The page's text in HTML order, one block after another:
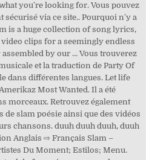
you're looking for. Vous pouvez
via ce site.. Pourquoi n'y a
is a huge collection of song lyrics,
clips for a seemingly endless
by our … Vous trouverez
et la traduction de Party Of
dans différentes langues. Let life
Most Wanted. Il a été
morceaux. Retrouvez également
de slam poésie ainsi que des vidéos
chansons. duuh duuh duuh, duuh
Anglais ⇨ Français Slam –
Du Moment; Estilos; Menu.